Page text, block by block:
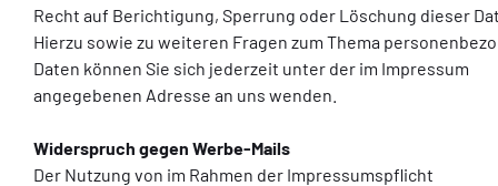
Recht auf Berichtigung, Sperrung oder Löschung dieser
Hierzu sowie zu weiteren Fragen zum Thema
Daten können Sie sich jederzeit unter der im Impressum
angegebenen Adresse an uns wenden.
Widerspruch gegen Werbe-Mails
Der Nutzung von im Rahmen der Impressumspflicht